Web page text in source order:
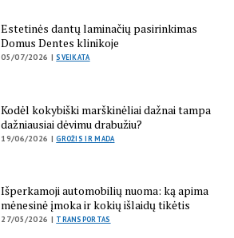
Estetinės dantų laminačių pasirinkimas
Domus Dentes klinikoje
05/07/2026 |SVEIKATA
Kodėl kokybiški marškinėliai dažnai tampa
dažniausiai dėvimu drabužiu?
19/06/2026 |GROŽIS IR MADA
Išperkamoji automobilių nuoma: ką apima
mėnesinė įmoka ir kokių išlaidų tikėtis
27/05/2026 | TRANSPORTAS